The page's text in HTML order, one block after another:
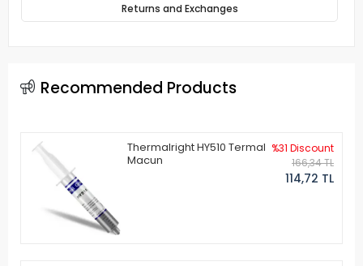
Returns and Exchanges
Recommended Products
Thermalright HY510 Termal
Macun
%31 Discount
166,34 TL
114,72 TL